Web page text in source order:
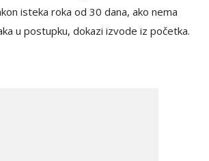
isteka roka od 30 dana, ako nema
u postupku, dokazi izvode iz početka.